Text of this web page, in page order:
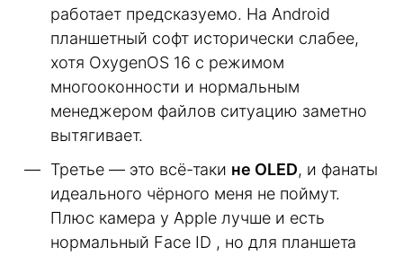
работает предсказуемо. На Android
планшетный софт исторически слабее,
хотя OxygenOS 16 с режимом
многооконности и нормальным
менеджером файлов ситуацию заметно
вытягивает.
Третье — это всё-таки не OLED, и фанаты
идеального чёрного меня не поймут.
Плюс камера у Apple лучше и есть
нормальный Face ID , но для планшета